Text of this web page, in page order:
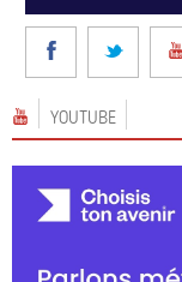
YOUTUBE